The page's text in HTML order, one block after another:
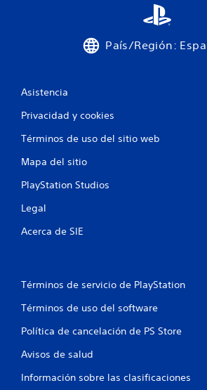
País/Región:
Asistencia
Privacidad y cookies
Términos de uso del sitio web
Mapa del sitio
PlayStation Studios
Legal
Acerca de SIE
Términos de servicio de PlayStation
Términos de uso del software
Política de cancelación de PS Store
Avisos de salud
Información sobre las clasificaciones